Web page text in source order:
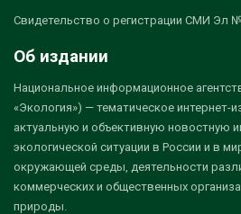
Свидетельство о регистрации СМИ Эл
Об издании
Национальное информационное
«Экология») — тематическое
актуальную и объективную новостную
экологической ситуации в России и в
окружающей среды, деятельности
коммерческих и общественных
природы.